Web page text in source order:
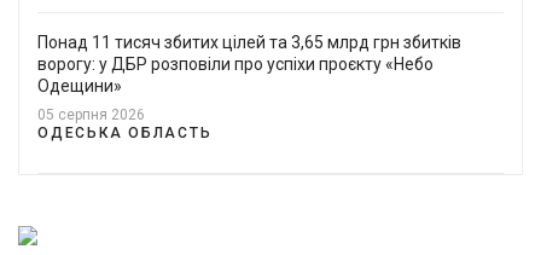
Понад 11 тисяч збитих цілей та 3,65 млрд грн збитків
ворогу: у ДБР розповіли про успіхи проєкту «Небо
Одещини»
05 серпня 2026
ОДЕСЬКА ОБЛАСТЬ